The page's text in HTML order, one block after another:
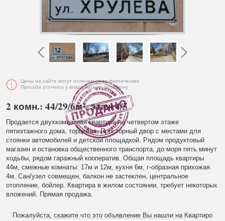
Цены на сайте могут отличаться от фактических
Просьба уточнять у владельца по телефону
2 комн.: 44/29/6м², этаж 4/5
Продается двухкомнатная квартира на четвертом этаже
пятиэтажного дома, торцевая. Просторный двор с местами для
стоянки автомобилей и детской площадкой. Рядом продуктовый
магазин и остановка общественного транспорта, до моря пять минут
ходьбы, рядом гаражный кооператив. Общая площадь квартиры
44м, смежные комнаты: 17м и 12м, кухня 6м, г-образная прихожая
4м. Сан/узел совмещен, балкон не застеклен, центральное
отопление, бойлер. Квартира в жилом состоянии, требует некоторых
вложений. Прямая продажа.
Пожалуйста, скажите что это объявление Вы нашли на Квартиро